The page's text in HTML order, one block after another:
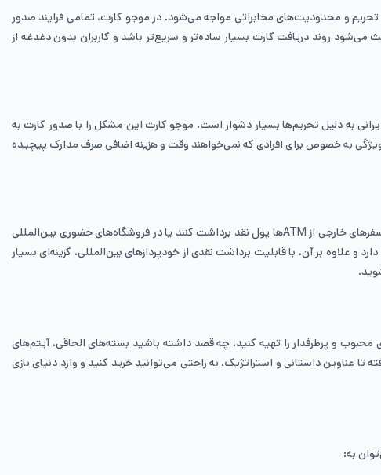
تحریم و محدودیت‌های مخابراتی مواجه می‌شود. در موجو کارت، تمامی فرایند صدور
می‌شود روند دریافت کارت بسیار ساده‌تر و سریع‌تر باشد و کاربران بدون دغدغه از
ایرانی به دلیل تحریم‌ها بسیار دشوار است. موجو کارت این مشکل را با صدور کارت به
ویژگی به خصوص برای افرادی که نمی‌خواهند وقت و هزینه اضافی صرف مدارک پیچیده
اگرچه کارت مجازی برای خریدهای آنلاین بسیار مناسب و سریع است، اما برخی کاربران به کارت فیزیکی نیز نیاز دارند، به خصوص کسانی که می‌خواهند در سفرهای خارجی از ATMها پول نقد برداشت کنند یا در فروشگاه‌های حضوری بین‌المللی
علاوه بر آن، با قابلیت برداشت نقدی از خودپردازهای بین‌المللی، گزینه‌ای بسیار
و پرطرفدار را تهیه کنید، چه قصد داشته باشید بسته‌های الحاقی، آیتم‌های
تا عناوین داستانی و استراتژیک، به راحتی می‌توانید خرید کنید و وارد دنیای بازی
به: